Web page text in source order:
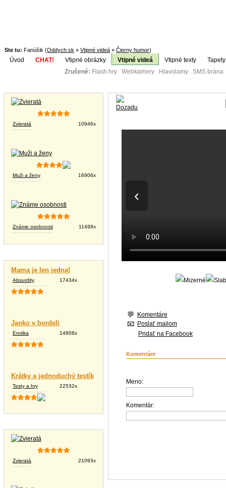
Ste tu: Fanúšik (Oddych.sk » Vtipné videá » Čierny humor)
Úvod CHAT! Vtipné obrázky Vtipné videá Vtipné texty
Zrušené: Flash hry Webkamery Hlavolamy SMS
Zvieratá 10946x
Muži a ženy 16906x
Známe osobnosti 11498x
Mama je len jedna!
Absurdity 17434x
Janko v bordeli
Erotika 14808x
Krátky a jednoduchý testík
Testy a hry 22532x
Zvieratá 21093x
‹
Komentáre
Poslať mailom
Pridať na Facebook
Komentáre
Meno:
Komentár: